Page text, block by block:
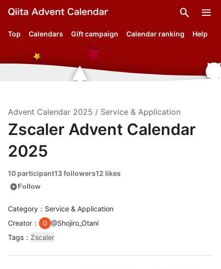
search menu
Top Calendars Gift campaign Calendar ranking Help
Advent Calendar 2025 / Service & Application
Zscaler Advent Calendar
2025
10 participant13 followers12 likes
add_circleFollow
Category：Service & Application
Creator ： @Shojiro_Otani
Tags ： Zscaler